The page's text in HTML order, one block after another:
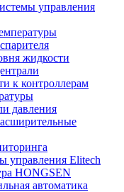
управления
жидкости
к контроллерам
давления
управления Elitech
HONGSEN
автоматика